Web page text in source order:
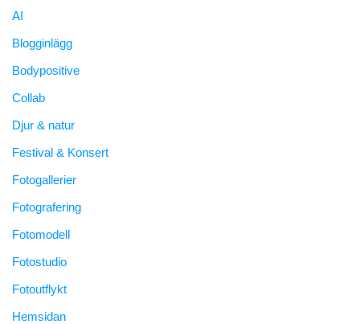
AI
Blogginlägg
Bodypositive
Collab
Djur & natur
Festival & Konsert
Fotogallerier
Fotografering
Fotomodell
Fotostudio
Fotoutflykt
Hemsidan